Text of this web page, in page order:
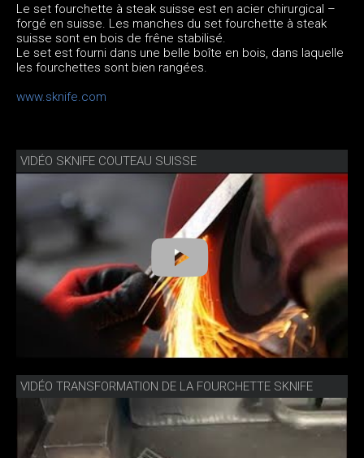
Le set fourchette à steak suisse est en acier chirurgical –
forgé en suisse. Les manches du set fourchette à steak
suisse sont en bois de frêne stabilisé.
Le set est fourni dans une belle boîte en bois, dans laquelle
les fourchettes sont bien rangées.
www.sknife.com
VIDÉO SKNIFE COUTEAU SUISSE
VIDÉO TRANSFORMATION DE LA FOURCHETTE SKNIFE